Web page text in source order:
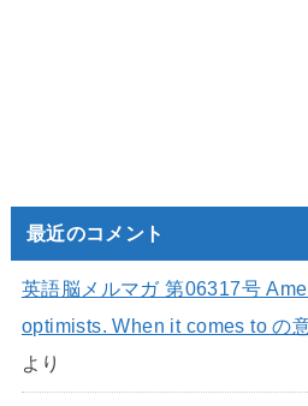
最近のコメント
英語脳メルマガ 第06317号
optimists. When it comes to の
より